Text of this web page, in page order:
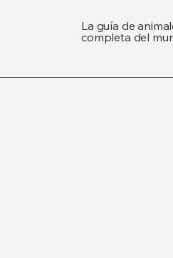
La guía de
completa del